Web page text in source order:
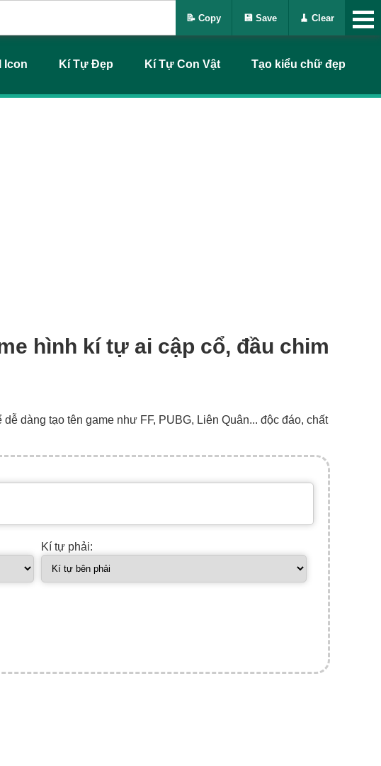
Icon Kí Tự Đẹp Kí Tự Con Vật Tạo kiểu chữ đẹp
hình kí tự ai cập cổ, đầu chim
dễ dàng tạo tên game như FF, PUBG, Liên Quân... độc đáo, chất
Kí tự phải:
📝 Copy 💾 Save 🧹 Clear